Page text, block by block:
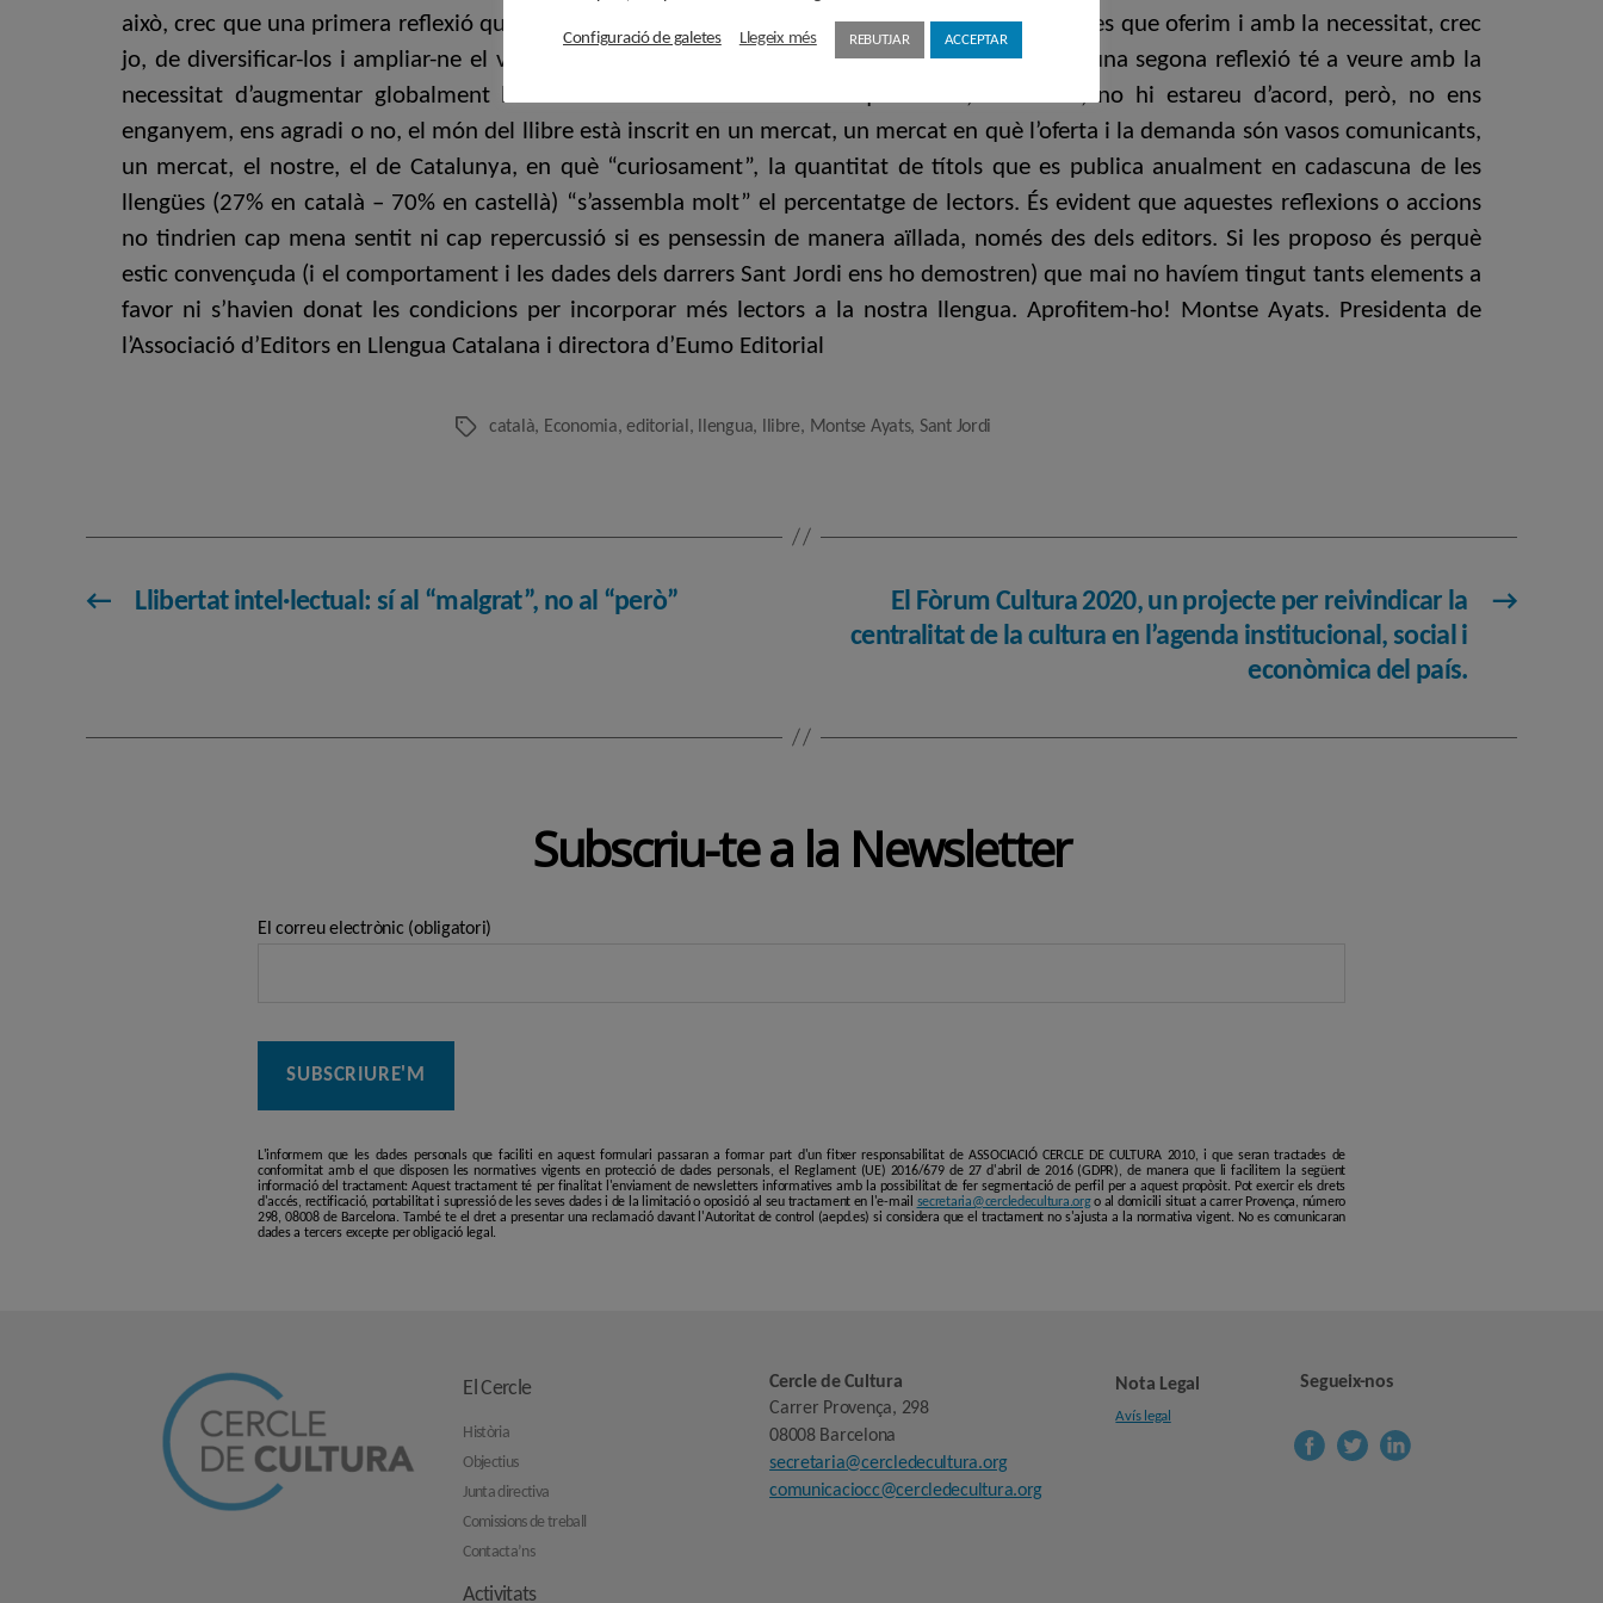
això, crec que una primera reflexió que hem de fer els editors en català té relació amb els gèneres que oferim i amb la necessitat, crec
jo, de diversificar-los i ampliar-ne el ventall i d’aquesta manera poder arribar a més lectors. I, una segona reflexió té a veure amb la
necessitat d’augmentar globalment l’oferta editorial en català. Ja sé que molts, d’entrada, no hi estareu d’acord, però, no ens
enganyem, ens agradi o no, el món del llibre està inscrit en un mercat, un mercat en què l’oferta i la demanda són vasos comunicants,
un mercat, el nostre, el de Catalunya, en què “curiosament”, la quantitat de títols que es publica anualment en cadascuna de les
llengües (27% en català – 70% en castellà) “s’assembla molt” el percentatge de lectors. És evident que aquestes reflexions o accions
no tindrien cap mena sentit ni cap repercussió si es pensessin de manera aïllada, només des dels editors. Si les proposo és perquè
estic convençuda (i el comportament i les dades dels darrers Sant Jordi ens ho demostren) que mai no havíem tingut tants elements a
favor ni s’havien donat les condicions per incorporar més lectors a la nostra llengua. Aprofitem-ho! Montse Ayats. Presidenta de
l’Associació d’Editors en Llengua Catalana i directora d’Eumo Editorial
Etiquetes
català, Economia,editorial , llengua, llibre, Montse Ayats, Sant Jordi
← Llibertat intel·lectual: sí al “malgrat”, no al “però” →
El Fòrum Cultura 2020, un projecte per reivindicar la
centralitat de la cultura en l’agenda institucional, social i
econòmica del país.
Subscriu-te a la Newsletter
El correu electrònic (obligatori)
L'informem que les dades personals que faciliti en aquest formulari passaran a formar part d'un fitxer responsabilitat de ASSOCIACIÓ CERCLE DE CULTURA 2010, i que seran tractades de
conformitat amb el que disposen les normatives vigents en protecció de dades personals, el Reglament (UE) 2016/679 de 27 d'abril de 2016 (GDPR), de manera que li facilitem la següent
informació del tractament: Aquest tractament té per finalitat l'enviament de newsletters informatives amb la possibilitat de fer segmentació de perfil per a aquest propòsit. Pot exercir els drets
d'accés, rectificació, portabilitat i supressió de les seves dades i de la limitació o oposició al seu tractament en l'e-mail secretaria@cercledecultura.orgo al domicili situat a carrer Provença, número
298, 08008 de Barcelona. També te el dret a presentar una reclamació davant l'Autoritat de control (aepd.es) si considera que el tractament no s'ajusta a la normativa vigent. No es comunicaran
dades a tercers excepte per obligació legal.
El Cercle
Història
Objectius
Junta directiva
Comissions de treball
Contacta’ns
Activitats
Cercle de Cultura
Carrer Provença, 298
08008 Barcelona
secretaria@cercledecultura.org
comunicaciocc@cercledecultura.org
Nota Legal
Avís legal
Segueix-nos
Configuració de galetes Llegeix més REBUTJAR ACCEPTAR